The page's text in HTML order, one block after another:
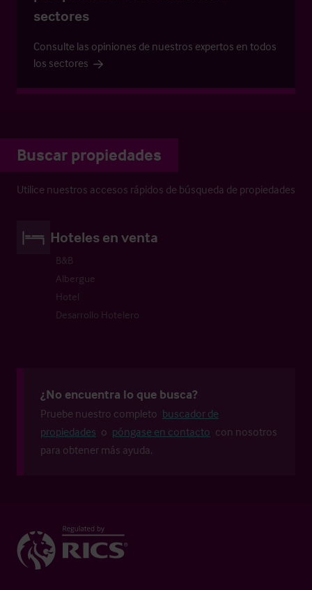
sectores
Consulte las opiniones de nuestros expertos en todos
los sectores
Buscar propiedades
Utilice nuestros accesos rápidos de búsqueda de propiedades
Hoteles en venta
B&B
Albergue
Hotel
Desarrollo Hotelero
¿No encuentra lo que busca?
Pruebe nuestro completo buscador de
propiedades o póngase en contacto con nosotros
para obtener más ayuda.